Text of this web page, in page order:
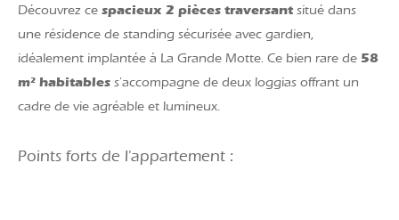
Découvrez ce spacieux 2 pièces traversant situé dans
une résidence de standing sécurisée avec gardien,
idéalement implantée à La Grande Motte. Ce bien rare de 58
m² habitables s'accompagne de deux loggias offrant un
cadre de vie agréable et lumineux.
Points forts de l'appartement :